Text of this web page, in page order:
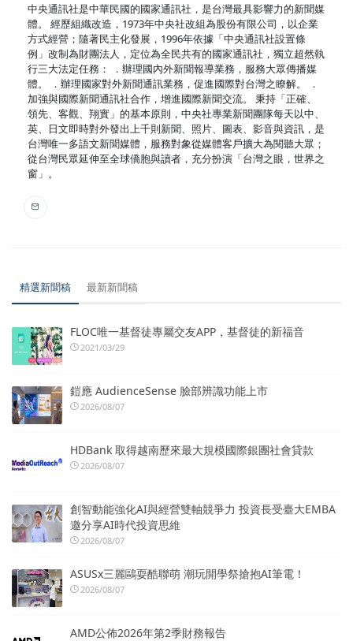
中央通訊社是中華民國的國家通訊社，是台灣最具影響力的新聞媒
體。 經歷組織改造，1973年中央社改組為股份有限公司，以企業
方式經營；隨著民主化發展，1996年依據「中央通訊社設置條
例」改制為財團法人，定位為全民共有的國家通訊社，獨立超然執
行三大法定任務： ．辦理國內外新聞報導業務，服務大眾傳播媒
體。 ．辦理國家對外新聞通訊業務，促進國際對台灣之瞭解。 ．
加強與國際新聞通訊社合作，增進國際新聞交流。 秉持「正確、
領先、客觀、翔實」的基本原則，中央社專業新聞團隊每天以中、
英、日文即時對外發出上千則新聞、照片、圖表、影音與資訊，是
台灣唯一多語文新聞媒體，服務對象從媒體客戶擴大為閱聽大眾；
從台灣民眾延伸至全球僑胞與讀者，充分扮演「台灣之眼，世界之
窗」。
精選新聞稿 最新新聞稿
FLOC唯一基督徒專屬交友APP，基督徒的新福音
2021/03/29
鎧應 AudienceSense 臉部辨識功能上市
2026/08/07
HDBank 取得越南歷來最大規模國際銀團社會貸款
2026/08/07
創智動能強化AI與經營雙軸競爭力 投資長受臺大EMBA
邀分享AI時代投資思維
2026/08/07
ASUSx三麗鷗耍酷聯萌 潮玩開學祭搶抱AI筆電！
2026/08/07
AMD公佈2026年第2季財務報告